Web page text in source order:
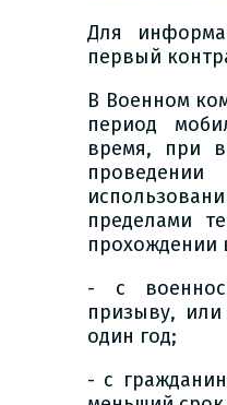
Для
первый
В Военном
период
время, при
пределами
прохождении
- с
призыву,
один год;
- с